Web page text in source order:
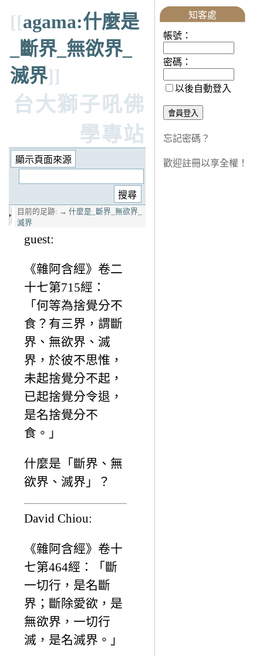
[[agama:什麼是
_斷界_無欲界_
滅界]]
台大獅子吼佛
學專站
目前的足跡: → 什麼是_斷界_無欲界_
滅界
guest:
《雜阿含經》卷二
十七第715經：
「何等為捨覺分不
食？有三界，謂斷
界、無欲界、滅
界，於彼不思惟，
未起捨覺分不起，
已起捨覺分令退，
是名捨覺分不
食。」
什麼是「斷界、無
欲界、滅界」？
David Chiou:
《雜阿含經》卷十
七第464經：「斷
一切行，是名斷
界；斷除愛欲，是
無欲界，一切行
滅，是名滅界。」
知客處
帳號：
密碼：
以後自動登入
忘記密碼？
歡迎註冊以享全權！